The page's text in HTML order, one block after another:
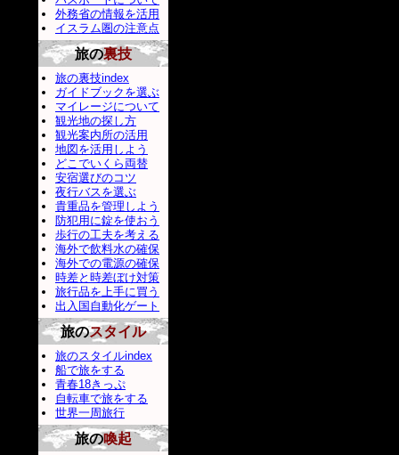
外務省の情報を活用
イスラム圏の注意点
旅の裏技
旅の裏技index
ガイドブックを選ぶ
マイレージについて
観光地の探し方
観光案内所の活用
地図を活用しよう
どこでいくら両替
安宿選びのコツ
夜行バスを選ぶ
貴重品を管理しよう
防犯用に錠を使おう
歩行の工夫を考える
海外で飲料水の確保
海外での電源の確保
時差と時差ぼけ対策
旅行品を上手に買う
出入国自動化ゲート
旅のスタイル
旅のスタイルindex
船で旅をする
青春18きっぷ
自転車で旅をする
世界一周旅行
旅の喚起